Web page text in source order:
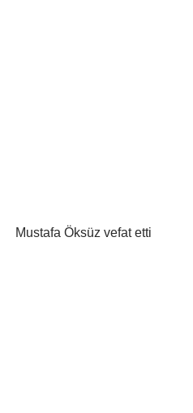
Mustafa Öksüz vefat etti